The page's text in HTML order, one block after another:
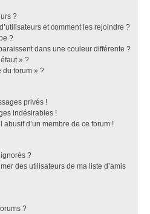
?
et comment les rejoindre ?
?
dans une couleur différente ?
» ?
du forum » ?
privés !
indésirables !
abusif d’un membre de ce forum !
?
des utilisateurs de ma liste d’amis
?